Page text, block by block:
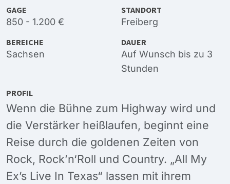
GAGE
850 - 1.200 €
STANDORT
Freiberg
BEREICHE
Sachsen
DAUER
Auf Wunsch bis zu 3
Stunden
PROFIL
Wenn die Bühne zum Highway wird und
die Verstärker heißlaufen, beginnt eine
Reise durch die goldenen Zeiten von
Rock, Rock’n‘Roll und Country. „All My
Ex’s Live In Texas“ lassen mit ihrem